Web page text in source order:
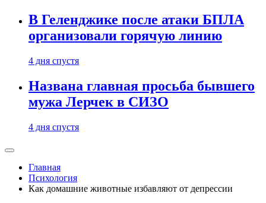
В Геленджике после атаки БПЛА
организовали горячую линию
4 дня спустя
Названа главная просьба бывшего
мужа Лерчек в СИЗО
4 дня спустя
Главная
Психология
Как домашние животные избавляют от депрессии